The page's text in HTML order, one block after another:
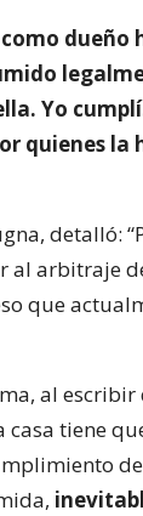
como
Yo
quienes la
detalló:
al arbitraje
que
al escribir
casa tiene